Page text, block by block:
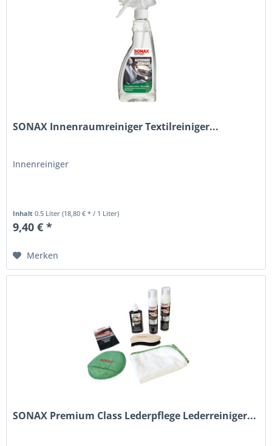
SONAX Innenraumreiniger Textilreiniger...
Innenreiniger
Inhalt0.5 Liter(18,80 € * / 1 Liter)
9,40 € *
Merken
SONAX Premium Class Lederpflege Lederreiniger...